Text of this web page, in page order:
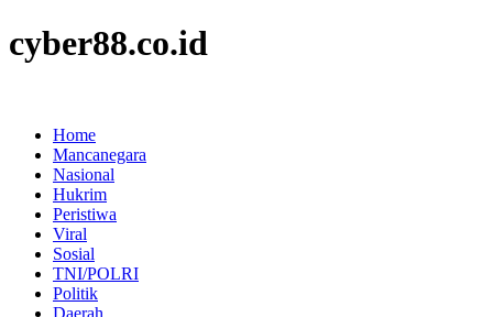
cyber88.co.id
Home
Mancanegara
Nasional
Hukrim
Peristiwa
Viral
Sosial
TNI/POLRI
Politik
Daerah